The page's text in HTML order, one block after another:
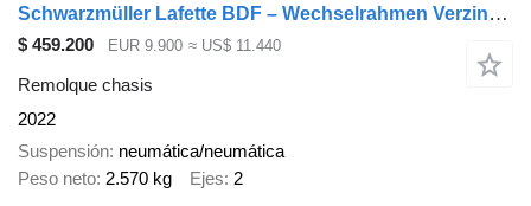
Schwarzmüller Lafette BDF – Wechselrahmen Verzinkten SAF
$ 459.200 EUR 9.900 ≈ US$ 11.440
Remolque chasis
2022
Suspensión neumática/neumática
Peso neto 2.570 kg Ejes 2